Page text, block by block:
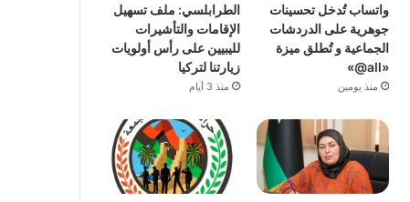
واتساب تُدخل تحسينات
جوهرية على الدردشات
الجماعية و تُطلق ميزة
«all@»
منذ يومين
الطرابلسي: ملف تسهيل
الإقامات والتأشيرات
لليبيين على رأس أولويات
زيارتنا لتركيا
منذ 3 أيام